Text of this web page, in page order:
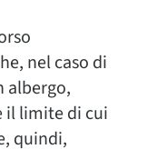
nel caso di
albergo,
il limite di cui
quindi,